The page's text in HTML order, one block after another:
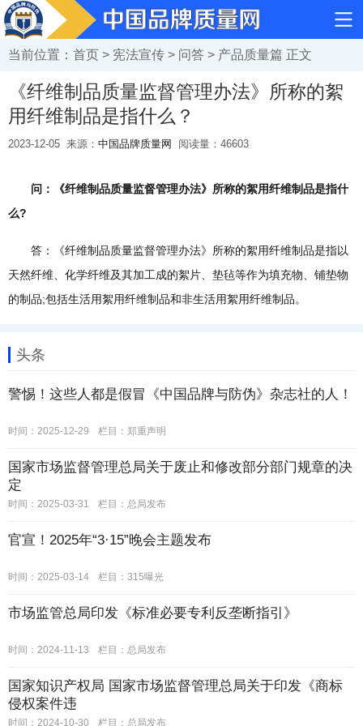
当前位置： 首页 > 宪法宣传 > 问答 > 产品质量篇 正文
《纤维制品质量监督管理办法》所称的絮
用纤维制品是指什么？
2023-12-05 来源： 中国品牌质量网 阅读量： 46603
问：《纤维制品质量监督管理办法》所称的絮用纤维制品是指什
么?
答：《纤维制品质量监督管理办法》所称的絮用纤维制品是指以
天然纤维、化学纤维及其加工成的絮片、垫毡等作为填充物、铺垫物
的制品;包括生活用絮用纤维制品和非生活用絮用纤维制品。
头条
警惕！这些人都是假冒《中国品牌与防伪》杂志社的人！
时间：2025-12-29 栏目： 郑重声明
国家市场监督管理总局关于废止和修改部分部门规章的决
定
时间：2025-03-31 栏目： 总局发布
官宣！2025年“3·15”晚会主题发布
时间：2025-03-14 栏目： 315曝光
市场监管总局印发《标准必要专利反垄断指引》
时间：2024-11-13 栏目： 总局发布
国家知识产权局 国家市场监督管理总局关于印发《商标
侵权案件违
时间：2024-10-30 栏目： 总局发布